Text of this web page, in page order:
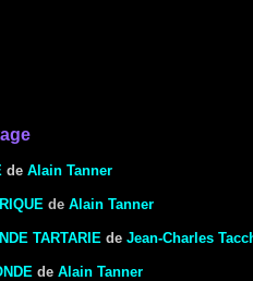
de Alain Tanner
de Alain Tanner
TARTARIE de Jean-Charles
de Alain Tanner